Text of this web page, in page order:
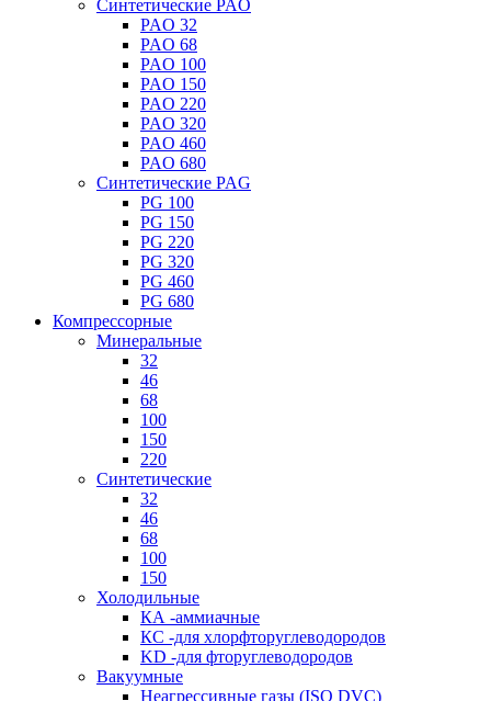
Синтетические PAO
PAO 32
PAO 68
PAO 100
PAO 150
PAO 220
PAO 320
PAO 460
PAO 680
Синтетические PAG
PG 100
PG 150
PG 220
PG 320
PG 460
PG 680
Компрессорные
Минеральные
32
46
68
100
150
220
Синтетические
32
46
68
100
150
Холодильные
КА -аммиачные
КС -для хлорфторуглеводородов
KD -для фторуглеводородов
Вакуумные
Неагрессивные газы (ISO DVC)